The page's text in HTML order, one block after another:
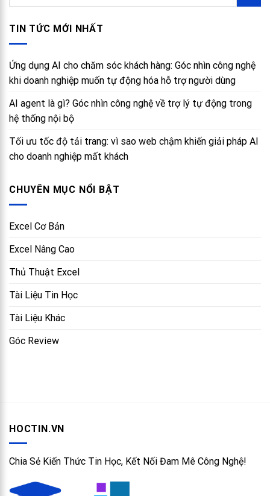
TIN TỨC MỚI NHẤT
Ứng dụng AI cho chăm sóc khách hàng: Góc nhìn công nghệ
khi doanh nghiệp muốn tự động hóa hỗ trợ người dùng
AI agent là gì? Góc nhìn công nghệ về trợ lý tự động trong
hệ thống nội bộ
Tối ưu tốc độ tải trang: vì sao web chậm khiến giải pháp AI
cho doanh nghiệp mất khách
CHUYÊN MỤC NỔI BẬT
Excel Cơ Bản
Excel Nâng Cao
Thủ Thuật Excel
Tài Liệu Tin Học
Tài Liệu Khác
Góc Review
HOCTIN.VN
Chia Sẻ Kiến Thức Tin Học, Kết Nối Đam Mê Công Nghệ!